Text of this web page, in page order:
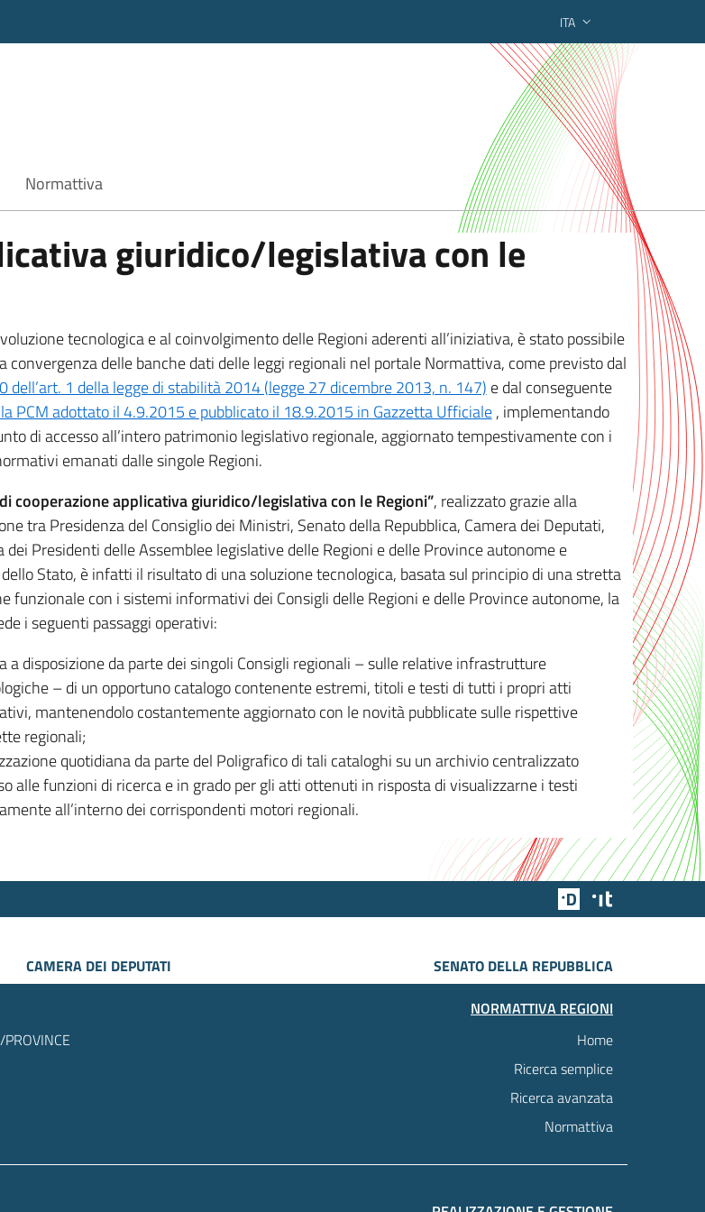
ITA
di ricerca federato regionale
Normattiva
giuridico/legislativa con le
tecnologica e al coinvolgimento delle Regioni aderenti all’iniziativa, è stato possibile
convergenza delle banche dati delle leggi regionali nel portale Normattiva, come previsto dal
dell’art. 1 della legge di stabilità 2014 (legge 27 dicembre 2013, n. 147) e dal conseguente
PCM adottato il 4.9.2015 e pubblicato il 18.9.2015 in Gazzetta Ufficiale, implementando
di accesso all’intero patrimonio legislativo regionale, aggiornato tempestivamente con i
emanati dalle singole Regioni.
cooperazione applicativa giuridico/legislativa con le Regioni”, realizzato grazie alla
tra Presidenza del Consiglio dei Ministri, Senato della Repubblica, Camera dei Deputati,
dei Presidenti delle Assemblee legislative delle Regioni e delle Province autonome e
Stato, è infatti il risultato di una soluzione tecnologica, basata sul principio di una stretta
funzionale con i sistemi informativi dei Consigli delle Regioni e delle Province autonome, la
i seguenti passaggi operativi:
a disposizione da parte dei singoli Consigli regionali – sulle relative infrastrutture
– di un opportuno catalogo contenente estremi, titoli e testi di tutti i propri atti
mantenendolo costantemente aggiornato con le novità pubblicate sulle rispettive
regionali;
quotidiana da parte del Poligrafico di tali cataloghi su un archivio centralizzato
alle funzioni di ricerca e in grado per gli atti ottenuti in risposta di visualizzarne i testi
all’interno dei corrispondenti motori regionali.
Team Digitale
CAMERA DEI DEPUTATI
SENATO DELLA REPUBBLICA
NORMATTIVA REGIONI
Home
Ricerca semplice
Ricerca avanzata
Normattiva